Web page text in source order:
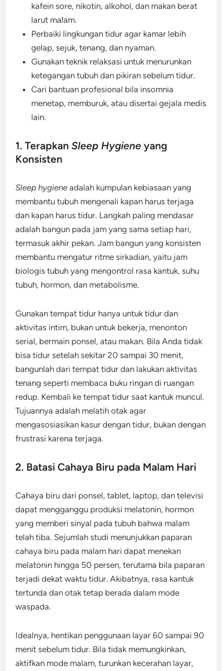
kafein sore, nikotin, alkohol, dan makan berat
larut malam.
Perbaiki lingkungan tidur agar kamar lebih
gelap, sejuk, tenang, dan nyaman.
Gunakan teknik relaksasi untuk menurunkan
ketegangan tubuh dan pikiran sebelum tidur.
Cari bantuan profesional bila insomnia
menetap, memburuk, atau disertai gejala medis
lain.
1. TerapkanSleep Hygiene yang
Konsisten
Sleep hygiene adalah kumpulan kebiasaan yang
membantu tubuh mengenali kapan harus terjaga
dan kapan harus tidur. Langkah paling mendasar
adalah bangun pada jam yang sama setiap hari,
termasuk akhir pekan. Jam bangun yang konsisten
membantu mengatur ritme sirkadian, yaitu jam
biologis tubuh yang mengontrol rasa kantuk, suhu
tubuh, hormon, dan metabolisme.
Gunakan tempat tidur hanya untuk tidur dan
aktivitas intim, bukan untuk bekerja, menonton
serial, bermain ponsel, atau makan. Bila Anda tidak
bisa tidur setelah sekitar 20 sampai 30 menit,
bangunlah dari tempat tidur dan lakukan aktivitas
tenang seperti membaca buku ringan di ruangan
redup. Kembali ke tempat tidur saat kantuk muncul.
Tujuannya adalah melatih otak agar
mengasosiasikan kasur dengan tidur, bukan dengan
frustrasi karena terjaga.
2. Batasi Cahaya Biru pada Malam Hari
Cahaya biru dari ponsel, tablet, laptop, dan televisi
dapat mengganggu produksi melatonin, hormon
yang memberi sinyal pada tubuh bahwa malam
telah tiba. Sejumlah studi menunjukkan paparan
cahaya biru pada malam hari dapat menekan
melatonin hingga 50 persen, terutama bila paparan
terjadi dekat waktu tidur. Akibatnya, rasa kantuk
tertunda dan otak tetap berada dalam mode
waspada.
Idealnya, hentikan penggunaan layar 60 sampai 90
menit sebelum tidur. Bila tidak memungkinkan,
aktifkan mode malam, turunkan kecerahan layar,